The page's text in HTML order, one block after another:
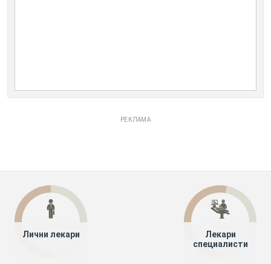
РЕКЛАМА
Лични лекари
Лекари
специалисти